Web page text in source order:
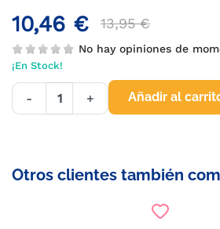
10,46 € 13,95 €
No hay opiniones de
¡En Stock!
- + Añadir al
Otros clientes también